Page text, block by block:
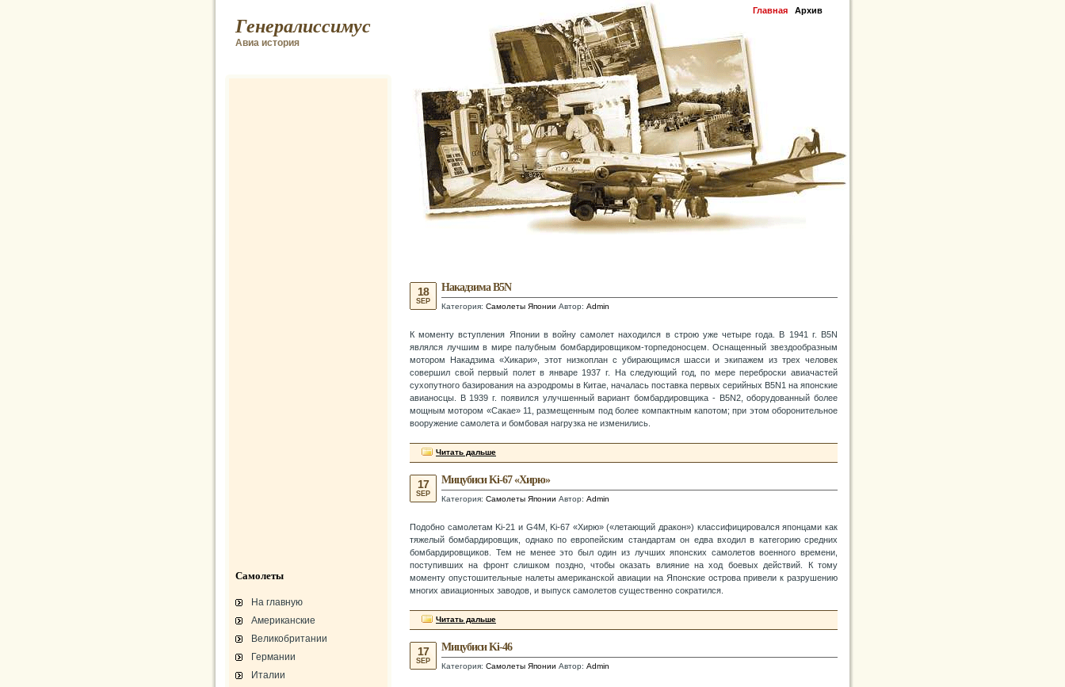
Генералиссимус
Авиа история
Главная Архив
Накадзима B5N
Категория: Самолеты Японии Автор: Admin
18
SEP
К моменту вступления Японии в войну самолет находился в строю уже четыре года. В 1941 г. B5N
являлся лучшим в мире палубным бомбардировщиком-торпедоносцем. Оснащенный звездообразным
мотором Накадзима «Хикари», этот низкоплан с убирающимся шасси и экипажем из трех человек
совершил свой первый полет в январе 1937 г. На следующий год, по мере переброски авиачастей
сухопутного базирования на аэродромы в Китае, началась поставка первых серийных B5N1 на японские
авианосцы. В 1939 г. появился улучшенный вариант бомбардировщика - B5N2, оборудованный более
мощным мотором «Сакае» 11, размещенным под более компактным капотом; при этом оборонительное
вооружение самолета и бомбовая нагрузка не изменились.
Читать дальше
Мицубиси Ki-67 «Хирю»
Категория: Самолеты Японии Автор: Admin
17
SEP
Подобно самолетам Ki-21 и G4М, Ki-67 «Хирю» («летающий дракон») классифицировался японцами как
тяжелый бомбардировщик, однако по европейским стандартам он едва входил в категорию средних
бомбардировщиков. Тем не менее это был один из лучших японских самолетов военного времени,
поступивших на фронт слишком поздно, чтобы оказать влияние на ход боевых действий. К тому
моменту опустошительные налеты американской авиации на Японские острова привели к разрушению
многих авиационных заводов, и выпуск самолетов существенно сократился.
Читать дальше
Мицубиси Ki-46
Категория: Самолеты Японии Автор: Admin
17
SEP
Самолеты
На главную
Американские
Великобритании
Германии
Италии